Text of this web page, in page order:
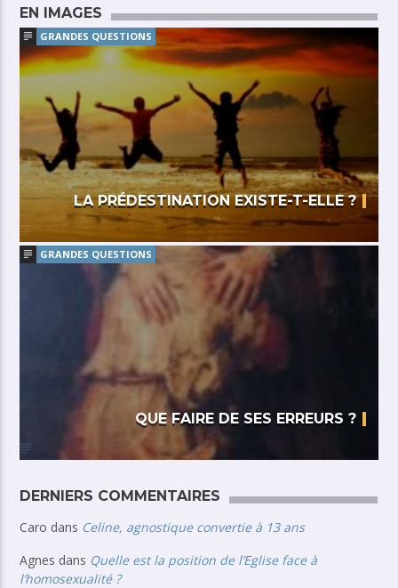
EN IMAGES
GRANDES QUESTIONS
LA PRÉDESTINATION EXISTE-T-ELLE ?
GRANDES QUESTIONS
QUE FAIRE DE SES ERREURS ?
DERNIERS COMMENTAIRES
Caro dans Celine, agnostique convertie à 13 ans
Agnes dans Quelle est la position de l’Eglise face à
l’homosexualité ?